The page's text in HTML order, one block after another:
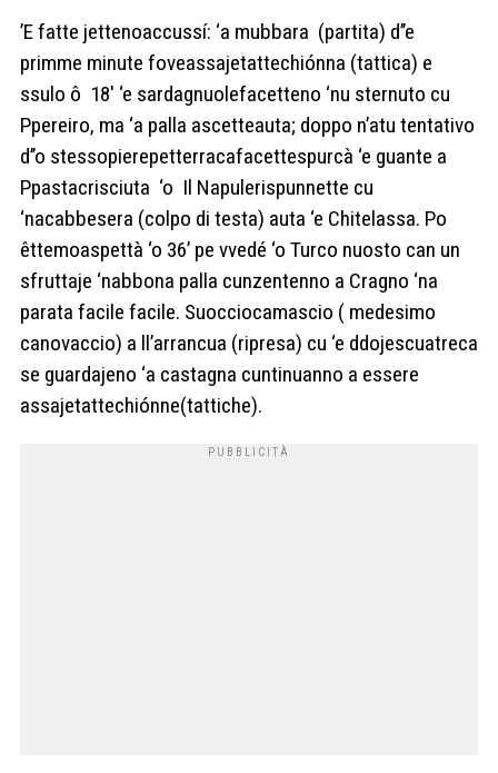
’E fatte jettenoaccussí: ‘a mubbara (partita) d’’e
primme minute foveassajetattechiónna (tattica) e
ssulo ô 18′ ‘e sardagnuolefacetteno ‘nu sternuto cu
Ppereiro, ma ‘a palla ascetteauta; doppo n’atu tentativo
d’’o stessopierepetterracafacettespurcà ‘e guante a
Ppastacrisciuta ‘o Il Napulerispunnette cu
‘nacabbesera (colpo di testa) auta ‘e Chitelassa. Po
êttemoaspettà ‘o 36’ pe vvedé ‘o Turco nuosto can un
sfruttaje ‘nabbona palla cunzentenno a Cragno ‘na
parata facile facile. Suocciocamascio ( medesimo
canovaccio) a ll’arrancua (ripresa) cu ‘e ddojescuatreca
se guardajeno ‘a castagna cuntinuanno a essere
assajetattechiónne(tattiche).